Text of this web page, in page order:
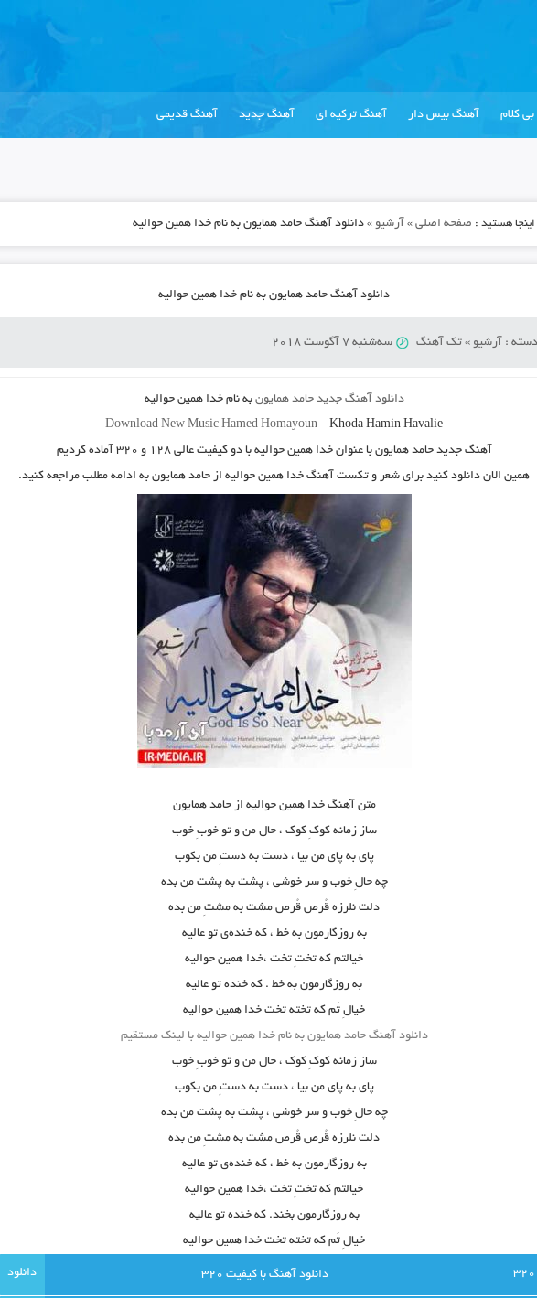
کلام آهنگ بیس دار آهنگ ترکیه ای آهنگ جدید آهنگ قدیمی
هستید : صفحه اصلی» آرشیو » دانلود آهنگ حامد همایون به نام خدا همین حوالیه
دانلود آهنگ حامد همایون به نام خدا همین حوالیه
: آرشیو » تک آهنگ سه‌شنبه 7 آگوست 2018
دانلود آهنگ جدید حامد همایون به نامخدا همین حوالیه
Download New Music Hamed Homayoun –Khoda Hamin Havalie
آهنگ جدیدحامد همایون با عنوانخدا همین حوالیه با دو کیفیت عالی ۱۲۸ و ۳۲۰ آماده کردیم
همین الان دانلود کنید برای شعر و تکست آهنگ خدا همین حوالیه از حامد همایون به ادامه مطلب مراجعه کنید.
متن آهنگ خدا همین حوالیه از حامد همایون
ساز زمانه کوکِ کوک ، حال من و تو خوبِ خوب
پای به پای من بیا ، دست به دستِ من بکوب
چه حالِ خوب و سر خوشی ، پشت به پشت من بده
دلت نلرزه قُرص قُرص مشت به مشتِ من بده
به روزگارمون به خط ، که خنده‌ی تو عالیه
خیالتم که تختِ تخت ،خدا همین حوالیه
به روزگارمون به خط . که خنده تو عالیه
خیالِ تَم که تخته تخت خدا همین حوالیه
دانلود آهنگ حامد همایون به نام خدا همین حوالیه با لینک مستقیم
ساز زمانه کوکِ کوک ، حال من و تو خوبِ خوب
پای به پای من بیا ، دست به دستِ من بکوب
چه حالِ خوب و سر خوشی ، پشت به پشت من بده
دلت نلرزه قُرص قُرص مشت به مشتِ من بده
به روزگارمون به خط ، که خنده‌ی تو عالیه
خیالتم که تختِ تخت ،خدا همین حوالیه
به روزگارمون بخند. که خنده تو عالیه
خیالِ تَم که تخته تخت خدا همین حوالیه
320 دانلود آهنگ با کيفيت 320